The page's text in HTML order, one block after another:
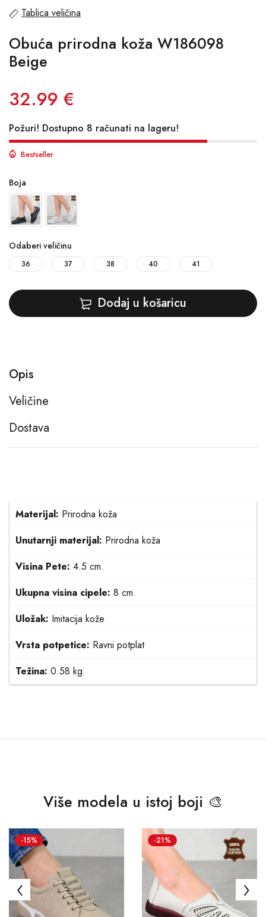
Tablica veličina
Obuća prirodna koža W186098
Beige
32.99 €
Požuri! Dostupno 8 računati na lageru!
Bestseller
Boja
Odaberi veličinu
36 37 38 40 41
Dodaj u košaricu
Opis
Veličine
Dostava
Materijal: Prirodna koža
Unutarnji materijal: Prirodna koža
Visina Pete: 4.5 cm.
Ukupna visina cipele: 8 cm.
Uložak: Imitacija kože
Vrsta potpetice: Ravni potplat
Težina: 0.58 kg.
Više modela u istoj boji 🎨
-15% -21%